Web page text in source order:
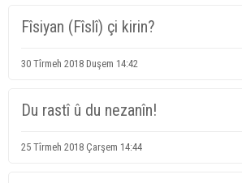
Fîsiyan (Fîslî) çi kirin?
30 Tîrmeh 2018 Duşem 14:42
Du rastî û du nezanîn!
25 Tîrmeh 2018 Çarşem 14:44